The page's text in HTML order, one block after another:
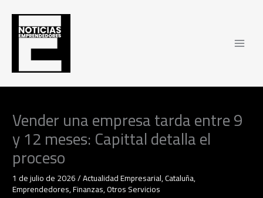
contenido
Vender una empresa tarda entre 9
y 12 meses: Capittal detalla el
proceso
1 de julio de 2026/Actualidad Empresarial,Cataluña,
Emprendedores,Finanzas,Otros Servicios